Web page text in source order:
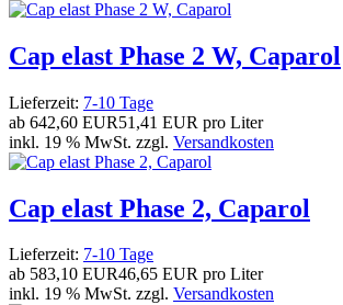
Cap elast Phase 2 W, Caparol
Lieferzeit: 7-10 Tage
ab 642,60 EUR51,41 EUR pro Liter
inkl. 19 % MwSt. zzgl. Versandkosten
Cap elast Phase 2, Caparol
Lieferzeit: 7-10 Tage
ab 583,10 EUR46,65 EUR pro Liter
inkl. 19 % MwSt. zzgl. Versandkosten